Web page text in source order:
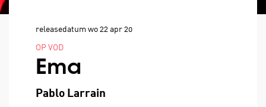
Ema
Pablo Larrain
OP VOD
releasedatum wo 22 apr 20